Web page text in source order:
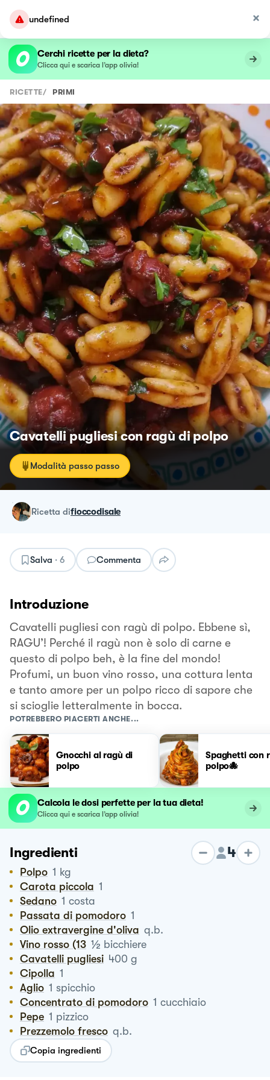
undefined
Cerchi ricette per la dieta?
Clicca qui e scarica l’app olivia!
RICETTE/ PRIMI
Cavatelli pugliesi con ragù di polpo
Modalità passo passo
ricetta difioccodisale
Salva · 6 Commenta
Introduzione
Cavatelli pugliesi con ragù di polpo. Ebbene sì,
RAGU’! Perché il ragù non è solo di carne e
questo di polpo beh, è la fine del mondo!
Profumi, un buon vino rosso, una cottura lenta
e tanto amore per un polpo ricco di sapore che
si scioglie letteralmente in bocca.
POTREBBERO PIACERTI ANCHE...
Gnocchi al ragù di
polpo
Spaghetti con
polpo🐙
Calcola le dosi perfette per la tua dieta!
Clicca qui e scarica l’app olivia!
Ingredienti 4
Polpo 1 kg
Carota piccola 1
Sedano 1 costa
Passata di pomodoro 1
Olio extravergine d'oliva q.b.
Vino rosso (13 ½ bicchiere
Cavatelli pugliesi 400 g
Cipolla 1
Aglio 1 spicchio
Concentrato di pomodoro 1 cucchiaio
Pepe 1 pizzico
Prezzemolo fresco q.b.
Copia ingredienti